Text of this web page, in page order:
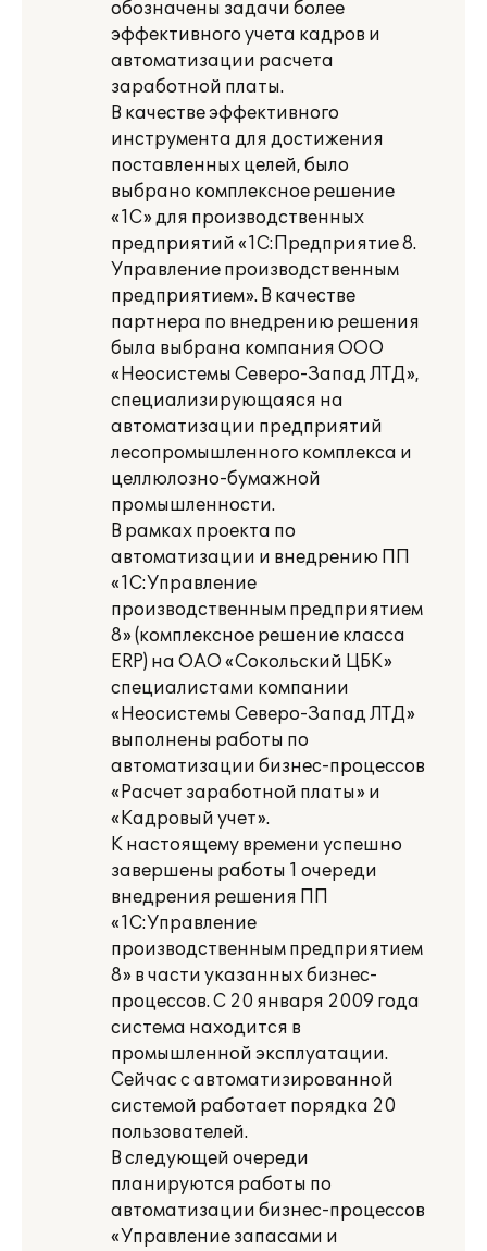
обозначены задачи более
эффективного учета кадров и
автоматизации расчета
заработной платы.
В качестве эффективного
инструмента для достижения
поставленных целей, было
выбрано комплексное решение
«1С» для производственных
предприятий «1С:Предприятие 8.
Управление производственным
предприятием». В качестве
партнера по внедрению решения
была выбрана компания ООО
«Неосистемы Северо-Запад ЛТД»,
специализирующаяся на
автоматизации предприятий
лесопромышленного комплекса и
целлюлозно-бумажной
промышленности.
В рамках проекта по
автоматизации и внедрению ПП
«1С:Управление
производственным предприятием
8» (комплексное решение класса
ERP) на ОАО «Сокольский ЦБК»
специалистами компании
«Неосистемы Северо-Запад ЛТД»
выполнены работы по
автоматизации бизнес-процессов
«Расчет заработной платы» и
«Кадровый учет».
К настоящему времени успешно
завершены работы 1 очереди
внедрения решения ПП
«1С:Управление
производственным предприятием
8» в части указанных бизнес-
процессов. С 20 января 2009 года
система находится в
промышленной эксплуатации.
Сейчас с автоматизированной
системой работает порядка 20
пользователей.
В следующей очереди
планируются работы по
автоматизации бизнес-процессов
«Управление запасами и